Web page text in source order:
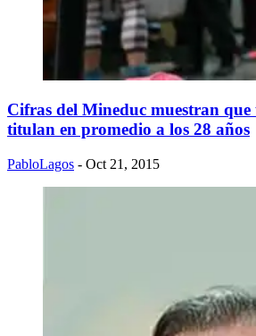
Cifras del Mineduc muestran que
titulan en promedio a los 28 años
PabloLagos - Oct 21, 2015